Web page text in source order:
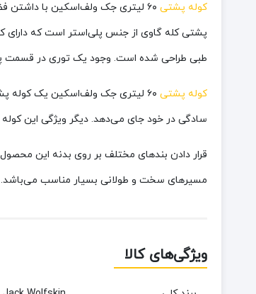
کوله پشتی
۶۰ لیتری جک‌ ولف‌اسکین با داشتن
پشتی کله گاوی از جنس پلی‌استر است که
طبی طراحی شده است. وجود یک توری در قسمت
کوله پشتی
۶۰ لیتری جک‌ ولف‌اسکین یک کوله
سادگی در خود جای می‌دهد. دیگر ویژگی این کوله
قرار دادن بندهای مختلف بر روی بدنه این
مسیرهای سخت و طولانی بسیار مناسب می‌باشد.
ویژگی‌های کالا